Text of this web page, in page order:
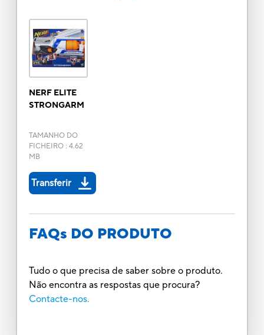
NERF ELITE
STRONGARM
TAMANHO DO
FICHEIRO: 4.62
MB
Transferir
FAQs DO PRODUTO
Tudo o que precisa de saber sobre o produto.
Não encontra as respostas que procura?
Contacte-nos.